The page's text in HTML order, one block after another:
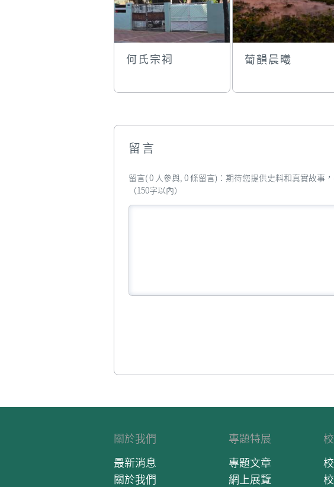
何氏宗祠 葡韻晨曦
留言
留言( 0 人參與, 0 條留言)：期待您提供史料和真實故事
（150字以內）
關於我們
最新消息
關於我們
專題特展
專題文章
網上展覽